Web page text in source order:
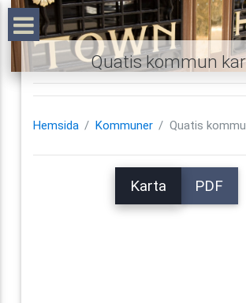
Quatis kommun
Hemsida Kommuner Quatis
Karta PDF